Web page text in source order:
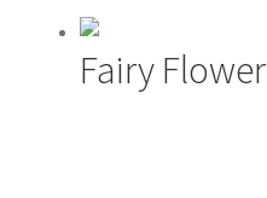
Fairy Flower